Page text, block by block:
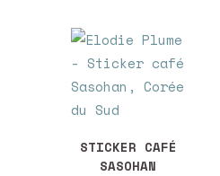
STICKER CAFÉ
SASOHAN